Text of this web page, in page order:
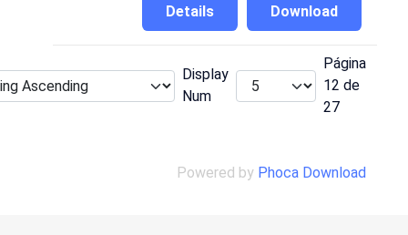
Download
Details
Display
Num
Página
12 de
27
Powered by Phoca Download